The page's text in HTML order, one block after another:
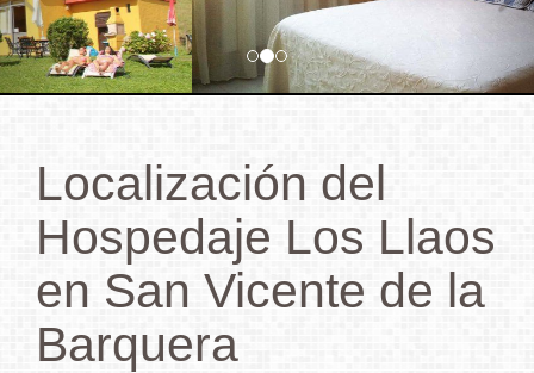
Localización del
Hospedaje Los Llaos
en San Vicente de la
Barquera